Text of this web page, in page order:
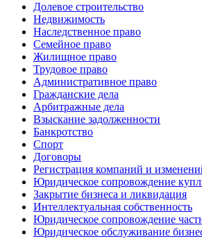
Долевое строительство
Недвижимость
Наследственное право
Семейное право
Жилищное право
Трудовое право
Административное право
Гражданские дела
Арбитражные дела
Взыскание задолженности
Банкротство
Спорт
Договоры
Регистрация компаний и
Юридическое сопровождение
Закрытие бизнеса и ликвидация
Интеллектуальная собственность
Юридическое сопровождение
Юридическое обслуживание